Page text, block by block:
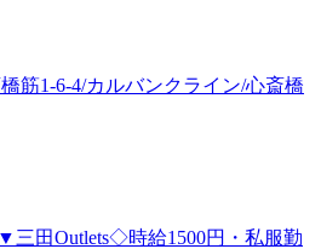
筋1-6-4/カルバンクライン/心斎橋
三田Outlets◇時給1500円・私服勤